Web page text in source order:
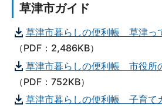
草津市ガイド
草津市暮らしの便利帳 草津っ
（PDF：2,486KB）
草津市暮らしの便利帳 市役所
（PDF：752KB）
草津市暮らしの便利帳 子育て